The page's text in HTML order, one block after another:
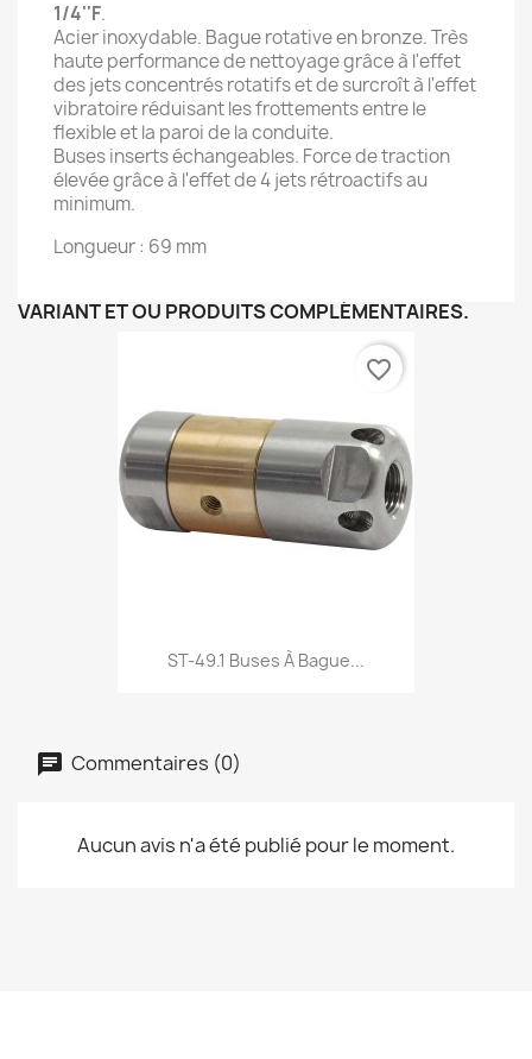
1/4''F.
Acier inoxydable. Bague rotative en bronze. Très
haute performance de nettoyage grâce à l'effet
des jets concentrés rotatifs et de surcroît à l'effet
vibratoire réduisant les frottements entre le
flexible et la paroi de la conduite.
Buses inserts échangeables. Force de traction
élevée grâce à l'effet de 4 jets rétroactifs au
minimum.
Longueur : 69 mm
VARIANT ET OU PRODUITS COMPLÉMENTAIRES.
ST-49.1 Buses À Bague...
favorite_border
Commentaires (0)
Aucun avis n'a été publié pour le moment.